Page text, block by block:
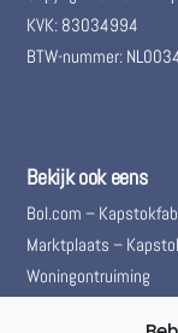
KVK: 83034994
BTW-nummer:
Bekijk ook eens
Bol.com –
Marktplaats –
Woningontruiming